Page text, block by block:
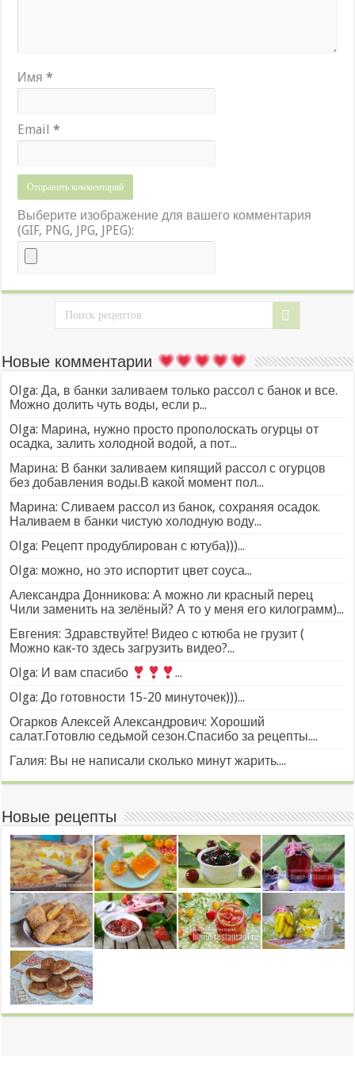
Имя*
Email*
Выберите изображение для вашего комментария
(GIF, PNG, JPG, JPEG):
Новые комментарии
Olga: Да, в банки заливаем только рассол с банок и все.
Можно долить чуть воды, если р...
Olga: Марина, нужно просто прополоскать огурцы от
осадка, залить холодной водой, а пот...
Марина: В банки заливаем кипящий рассол с огурцов
без добавления воды.В какой момент пол...
Марина: Сливаем рассол из банок, сохраняя осадок.
Наливаем в банки чистую холодную воду...
Olga: Рецепт продублирован с ютуба)))...
Olga: можно, но это испортит цвет соуса...
Александра Донникова: А можно ли красный перец
Чили заменить на зелёный? А то у меня его килограмм)...
Евгения: Здравствуйте! Видео с ютюба не грузит (
Можно как-то здесь загрузить видео?...
Olga: И вам спасибо
...
Olga: До готовности 15-20 минуточек)))...
Огарков Алексей Александрович: Хороший
салат.Готовлю седьмой сезон.Спасибо за рецепты....
Галия: Вы не написали сколько минут жарить....
Новые рецепты